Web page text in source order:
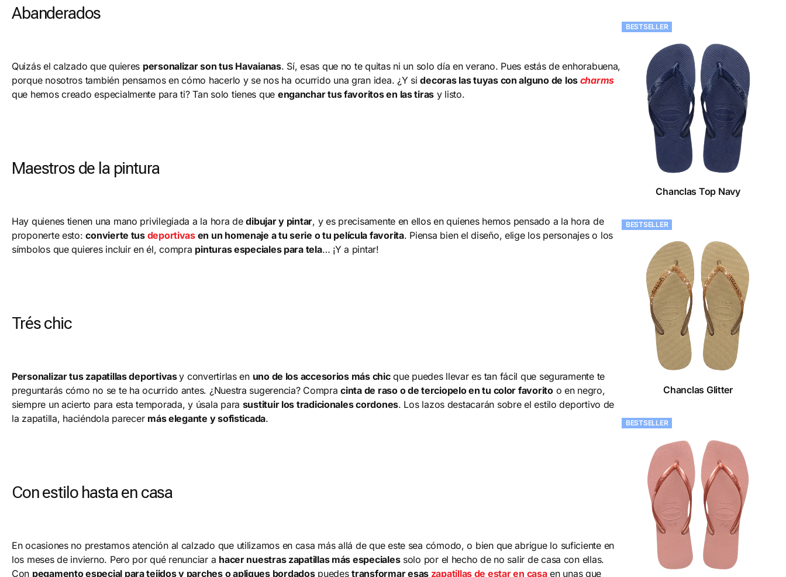
Abanderados
Quizás el calzado que quieres personalizar son tus Havaianas. Sí, esas que no te quitas ni un solo día en verano. Pues estás de enhorabuena,
porque nosotros también pensamos en cómo hacerlo y se nos ha ocurrido una gran idea. ¿Y sidecoras las tuyas con alguno de los charms
que hemos creado especialmente para ti? Tan solo tienes que enganchar tus favoritos en las tiras y listo.
Maestros de la pintura
Hay quienes tienen una mano privilegiada a la hora dedibujar y pintar, y es precisamente en ellos en quienes hemos pensado a la hora de
proponerte esto:convierte tus deportivasen un homenaje a tu serie o tu película favorita. Piensa bien el diseño, elige los personajes o los
símbolos que quieres incluir en él, compra pinturas especiales para tela… ¡Y a pintar!
Trés chic
Personalizar tus zapatillas deportivasy convertirlas en uno de los accesorios más chicque puedes llevar es tan fácil que seguramente te
preguntarás cómo no se te ha ocurrido antes. ¿Nuestra sugerencia? Compracinta de raso o de terciopelo en tu color favoritoo en negro,
siempre un acierto para esta temporada, y úsala para sustituir los tradicionales cordones. Los lazos destacarán sobre el estilo deportivo de
la zapatilla, haciéndola parecer más elegante y sofisticada.
Con estilo hasta en casa
En ocasiones no prestamos atención al calzado que utilizamos en casa más allá de que este sea cómodo, o bien que abrigue lo suficiente en
los meses de invierno. Pero por qué renunciar a hacer nuestras zapatillas más especialessolo por el hecho de no salir de casa con ellas.
Con pegamento especial para tejidos y parches o apliques bordadospuedestransformar esas zapatillas de estar en casaen unas que
BESTSELLER
Chanclas Top Navy
BESTSELLER
Chanclas Glitter
BESTSELLER